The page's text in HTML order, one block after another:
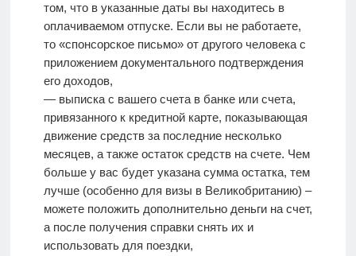
том, что в указанные даты вы находитесь в
оплачиваемом отпуске. Если вы не работаете,
то «спонсорское письмо» от другого человека с
приложением документального подтверждения
его доходов,
— выписка с вашего счета в банке или счета,
привязанного к кредитной карте, показывающая
движение средств за последние несколько
месяцев, а также остаток средств на счете. Чем
больше у вас будет указана сумма остатка, тем
лучше (особенно для визы в Великобританию) –
можете положить дополнительно деньги на счет,
а после получения справки снять их и
использовать для поездки,